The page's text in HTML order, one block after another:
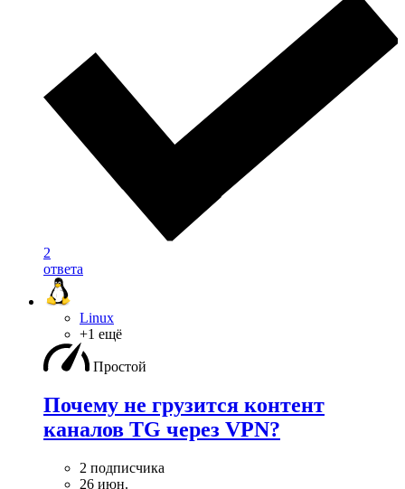
2
ответа
Linux
+1 ещё
Простой
Почему не грузится контент
каналов TG через VPN?
2 подписчика
26 июн.